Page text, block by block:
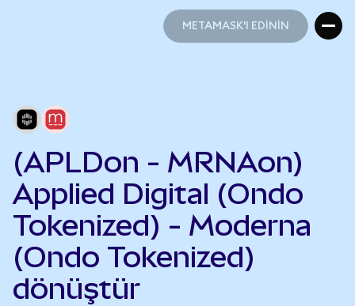
METAMASK'I EDİNİN
(APLDon - MRNAon)
Applied Digital (Ondo
Tokenized) - Moderna
(Ondo Tokenized)
dönüştür